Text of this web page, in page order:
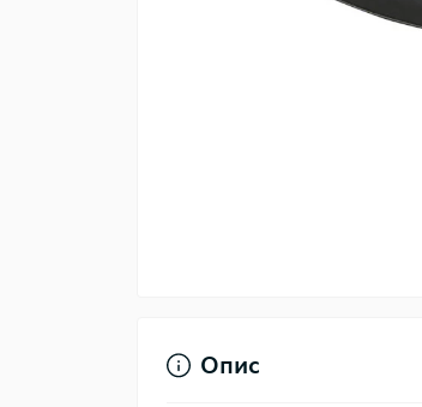
Опис